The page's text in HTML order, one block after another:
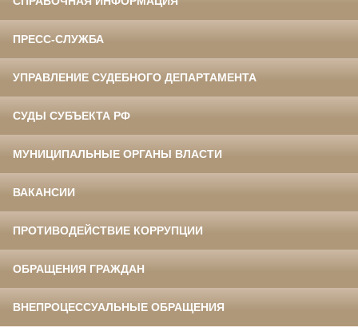
ПРЕСС-СЛУЖБА
УПРАВЛЕНИЕ СУДЕБНОГО ДЕПАРТАМЕНТА
СУДЫ СУБЪЕКТА РФ
МУНИЦИПАЛЬНЫЕ ОРГАНЫ ВЛАСТИ
ВАКАНСИИ
ПРОТИВОДЕЙСТВИЕ КОРРУПЦИИ
ОБРАЩЕНИЯ ГРАЖДАН
ВНЕПРОЦЕССУАЛЬНЫЕ ОБРАЩЕНИЯ